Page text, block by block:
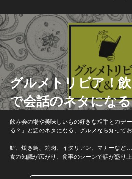
グルメトリビア！
で会話のネタにな
飲み会の場や美味しいもの好きな相手とのデ
る？」と話のネタになる、グルメなら知って
鮨、焼き鳥、焼肉、イタリアン、マナーなど…
食の知識が広がり、食事のシーンで話が盛り上